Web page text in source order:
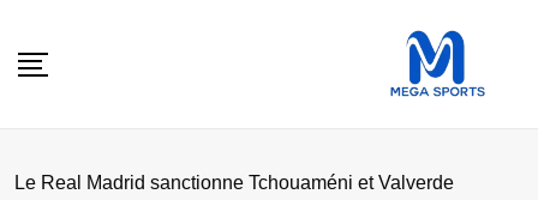
Le Real Madrid sanctionne Tchouaméni et Valverde